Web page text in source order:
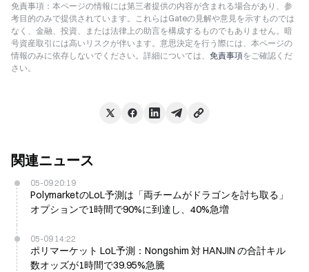
免責事項：本ページの情報には第三者提供の内容が含まれる場合があり、参
考目的のみで提供されています。これらはGateの見解や意見を示すものでは
なく、金融、投資、または法律上の助言を構成するものでもありません。暗
号資産取引には高いリスクが伴います。意思決定を行う際には、本ページの
情報のみに依存しないでください。詳細については、 免責事項をご確認くだ
さい。
関連ニュース
05-09 20:19
PolymarketのLoL予測は「両チームがドラゴンを討ち取る」
オプションで1時間で90%に到達し、40%急増
05-09 14:22
ポリマーケット LoL予測：Nongshim 対 HANJIN の合計キル
数オッズが1時間で39.95%急騰